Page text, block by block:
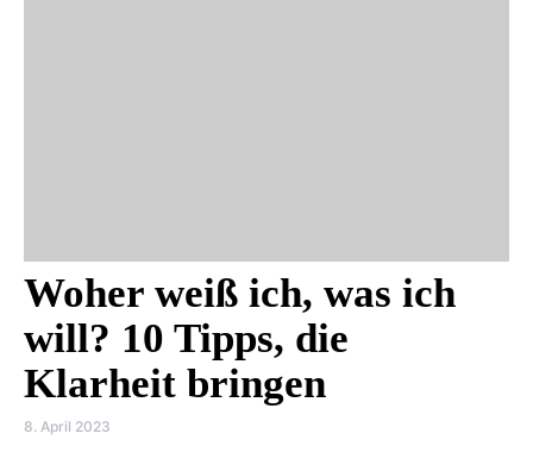
Woher weiß ich, was ich
will? 10 Tipps, die
Klarheit bringen
8. April 2023